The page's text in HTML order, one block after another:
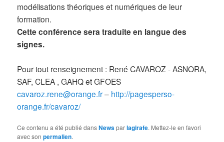
modélisations théoriques et numériques de leur
formation.
Cette conférence sera traduite en langue des
signes.
Pour tout renseignement : René CAVAROZ - ASNORA,
SAF, CLEA , GAHQ et GFOES
cavaroz.rene@orange.fr– http://pagesperso-
orange.fr/cavaroz/
Ce contenu a été publié dansNewsparlagirafe. Mettez-le en favori
avec sonpermalien.